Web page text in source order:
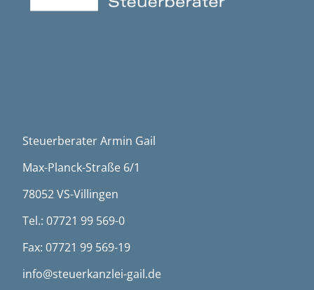
Steuerberater Armin Gail
Max-Planck-Straße 6/1
78052 VS-Villingen
Tel.: 07721 99 569-0
Fax: 07721 99 569-19
info@steuerkanzlei-gail.de